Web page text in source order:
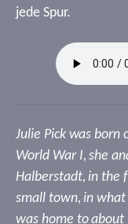
jede Spur.
Julie Pick was born
World War I, she
Halberstadt, in the
small town, in
was home to about